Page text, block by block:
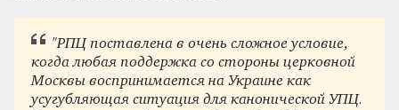
"РПЦ поставлена в очень сложное условие,
когда любая поддержка со стороны церковной
Москвы воспринимается на Украине как
усугубляющая ситуация для канонической УПЦ.